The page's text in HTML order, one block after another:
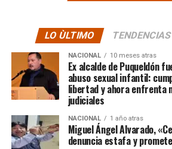
LO ÙLTIMO TENDENCIAS
NACIONAL 10 meses atras
Ex alcalde de Puqueldón
abuso sexual infantil:
libertad y ahora enfrenta
judiciales
NACIONAL 1 año atras
Miguel Ángel Alvarado,
denuncia estafa y